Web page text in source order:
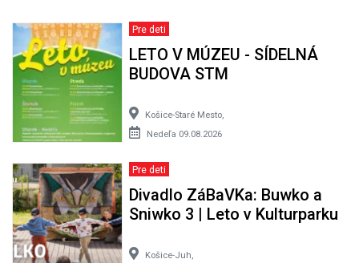
Pre deti
LETO V MÚZEU - SÍDELNÁ
BUDOVA STM
Košice-Staré Mesto,
Nedeľa 09.08.2026
Pre deti
Divadlo ZáBaVKa: Buwko a
Sniwko 3 | Leto v Kulturparku
Košice-Juh,